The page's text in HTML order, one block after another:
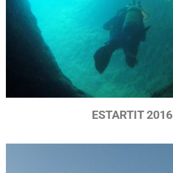
ESTARTIT 2016